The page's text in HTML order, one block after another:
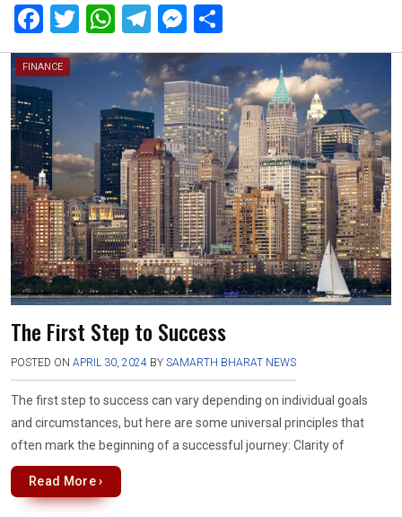
F
a
ce
b
o
o
k
T
wi
er
W
h
at
s
A
p
p
T
el
e
gr
a
m
M
es
se
n
g
er
h
ar
e
FINANCE
The First Step to Success
POSTED ON APRIL 30, 2024 BY SAMARTH BHARAT NEWS
The first step to success can vary depending on individual goals
and circumstances, but here are some universal principles that
often mark the beginning of a successful journey: Clarity of
Read More ›